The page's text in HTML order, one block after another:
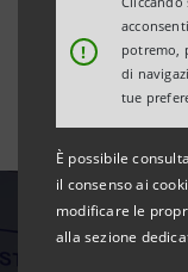
!
potremo,
di
tue
È possibile
il consenso ai
modificare le
alla sezione
Paese